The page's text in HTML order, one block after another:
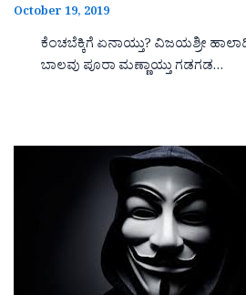
October 19, 2019
ಕೆಂಚಬೆಕ್ಕಿಗೆ ಏನಾಯ್ತು? ವಿಜಯಶ್ರೀ
ಬಾಲವು ಪೂರಾ ಮಣ್ಣಾಯ್ತು ಗಡಗಡ…